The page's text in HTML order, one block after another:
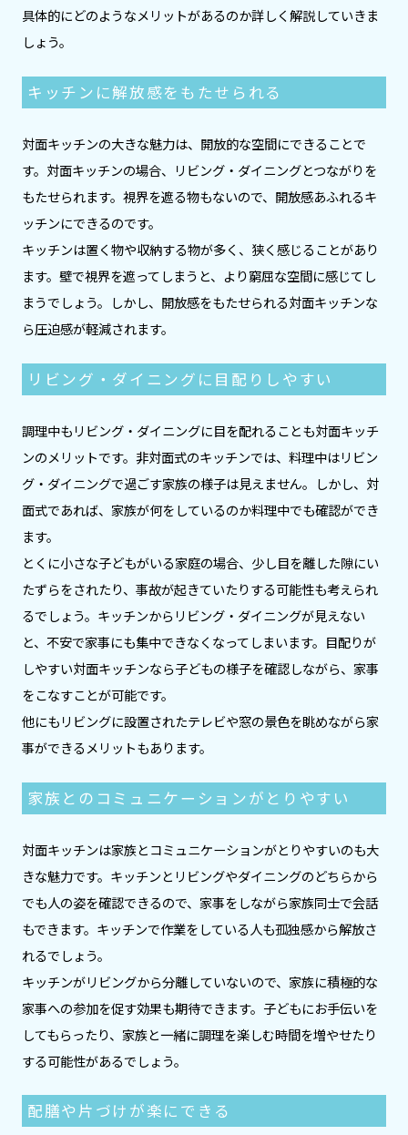
具体的にどのようなメリットがあるのか詳しく解説していきま
しょう。
キッチンに解放感をもたせられる
対面キッチンの大きな魅力は、開放的な空間にできることで
す。対面キッチンの場合、リビング・ダイニングとつながりを
もたせられます。視界を遮る物もないので、開放感あふれるキ
ッチンにできるのです。
キッチンは置く物や収納する物が多く、狭く感じることがあり
ます。壁で視界を遮ってしまうと、より窮屈な空間に感じてし
まうでしょう。しかし、開放感をもたせられる対面キッチンな
ら圧迫感が軽減されます。
リビング・ダイニングに目配りしやすい
調理中もリビング・ダイニングに目を配れることも対面キッチ
ンのメリットです。非対面式のキッチンでは、料理中はリビン
グ・ダイニングで過ごす家族の様子は見えません。しかし、対
面式であれば、家族が何をしているのか料理中でも確認ができ
ます。
とくに小さな子どもがいる家庭の場合、少し目を離した隙にい
たずらをされたり、事故が起きていたりする可能性も考えられ
るでしょう。キッチンからリビング・ダイニングが見えない
と、不安で家事にも集中できなくなってしまいます。目配りが
しやすい対面キッチンなら子どもの様子を確認しながら、家事
をこなすことが可能です。
他にもリビングに設置されたテレビや窓の景色を眺めながら家
事ができるメリットもあります。
家族とのコミュニケーションがとりやすい
対面キッチンは家族とコミュニケーションがとりやすいのも大
きな魅力です。キッチンとリビングやダイニングのどちらから
でも人の姿を確認できるので、家事をしながら家族同士で会話
もできます。キッチンで作業をしている人も孤独感から解放さ
れるでしょう。
キッチンがリビングから分離していないので、家族に積極的な
家事への参加を促す効果も期待できます。子どもにお手伝いを
してもらったり、家族と一緒に調理を楽しむ時間を増やせたり
する可能性があるでしょう。
配膳や片づけが楽にできる